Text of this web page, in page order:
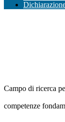
Campo di ricerca
competenze